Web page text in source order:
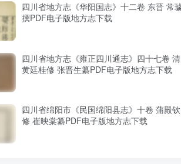
四川省地方志《华阳国志》十二卷 东晋 常
撰PDF电子版地方志下载
四川省地方志《雍正四川通志》四十七卷 清
黄廷桂修 张晋生纂PDF电子版地方志下载
四川省绵阳市《民国绵阳县志》十卷 蒲殿钦
修 崔映棠纂PDF电子版地方志下载